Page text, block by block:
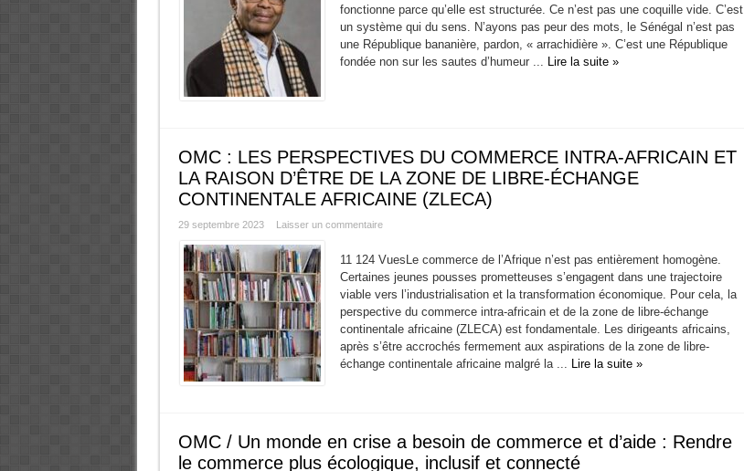
fonctionne parce qu’elle est structurée. Ce n’est pas une coquille vide. C’est
un système qui du sens. N’ayons pas peur des mots, le Sénégal n’est pas
une République bananière, pardon, « arrachidière ». C’est une République
fondée non sur les sautes d’humeur ... Lire la suite »
OMC : LES PERSPECTIVES DU COMMERCE INTRA-AFRICAIN ET
LA RAISON D’ÊTRE DE LA ZONE DE LIBRE-ÉCHANGE
CONTINENTALE AFRICAINE (ZLECA)
29 septembre 2023 Laisser un commentaire
11 124 VuesLe commerce de l’Afrique n’est pas entièrement homo­gène.
Certaines jeunes pousses prometteuses s’engagent dans une trajectoire
viable vers l’industrialisation et la transformation économique. Pour cela, la
perspective du commerce intra-africain et de la zone de libre-échange
continentale africaine (ZLECA) est fondamentale. Les diri­geants africains,
après s’être accrochés fermement aux as­pirations de la zone de libre-
échange continentale africaine malgré la ... Lire la suite »
OMC / Un monde en crise a besoin de commerce et d’aide : Rendre
le commerce plus écologique, inclusif et connecté